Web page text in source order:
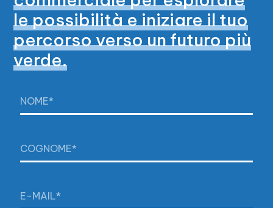
le possibilità e iniziare il tuo
percorso verso un futuro più
verde.